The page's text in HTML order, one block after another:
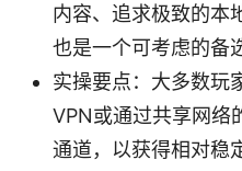
内容、追求极致的本
也是一个可考虑的备
实操要点：大多数玩
VPN或通过共享网络
通道，以获得相对稳